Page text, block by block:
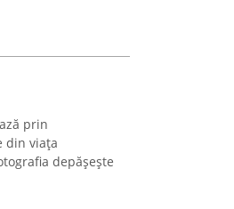
prin
din viața
depășește